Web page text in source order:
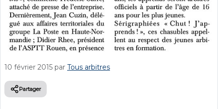
10 février 2015 par Tous arbitres
Partager